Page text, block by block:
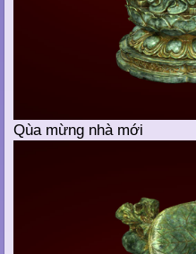
Qùa mừng nhà mới